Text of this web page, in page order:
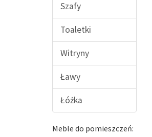
Szafy
Toaletki
Witryny
Ławy
Łóżka
Meble do pomieszczeń: